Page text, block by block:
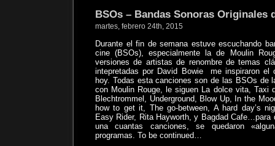
BSOs – Bandas Sonoras Originales
martes, febrero 24th, 2015
Durante el fin de semana estuve escuchando
cine (BSOs), especialmente la de Moulin
versiones de artistas de renombre de temas
intepretadas por David Bowie
me inspiraron el
hoy. Todas esta canciones son de las BSOs de
con Moulin Rouge, le siguen La dolce vita, Taxi
Blechtrommel, Underground, Blow Up, In the
how to get it, The go-between, A hard day’s
Easy Rider, Rita Hayworth, y Bagdad Cafe…para
una cuantas canciones, se quedaron
programas. To be continued…